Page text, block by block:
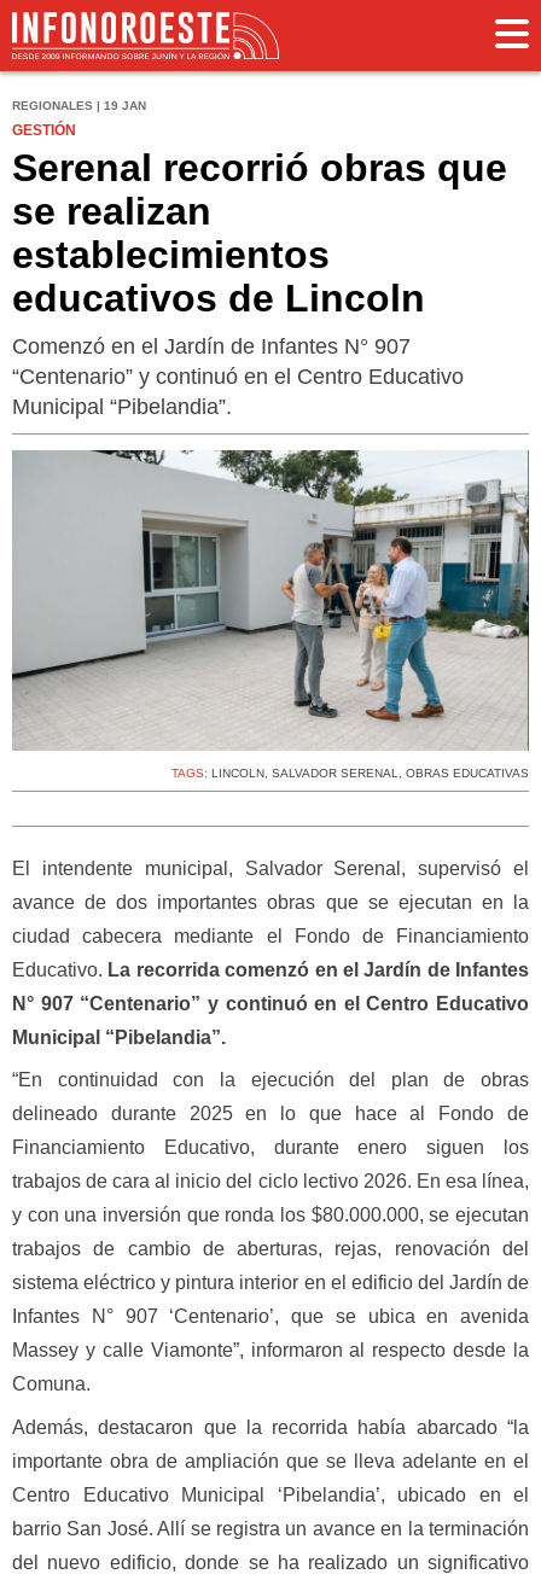
REGIONALES | 19 JAN
GESTIÓN
Serenal recorrió obras que
se realizan
establecimientos
educativos de Lincoln
Comenzó en el Jardín de Infantes N° 907
“Centenario” y continuó en el Centro Educativo
Municipal “Pibelandia”.
TAGS: LINCOLN, SALVADOR SERENAL, OBRAS EDUCATIVAS
El intendente municipal, Salvador Serenal, supervisó el
avance de dos importantes obras que se ejecutan en la
ciudad cabecera mediante el Fondo de Financiamiento
Educativo. La recorrida comenzó en el Jardín de Infantes
N° 907 “Centenario” y continuó en el Centro Educativo
Municipal “Pibelandia”.
“En continuidad con la ejecución del plan de obras
delineado durante 2025 en lo que hace al Fondo de
Financiamiento Educativo, durante enero siguen los
trabajos de cara al inicio del ciclo lectivo 2026. En esa línea,
y con una inversión que ronda los $80.000.000, se ejecutan
trabajos de cambio de aberturas, rejas, renovación del
sistema eléctrico y pintura interior en el edificio del Jardín de
Infantes N° 907 ‘Centenario’, que se ubica en avenida
Massey y calle Viamonte”, informaron al respecto desde la
Comuna.
Además, destacaron que la recorrida había abarcado “la
importante obra de ampliación que se lleva adelante en el
Centro Educativo Municipal ‘Pibelandia’, ubicado en el
barrio San José. Allí se registra un avance en la terminación
del nuevo edificio, donde se ha realizado un significativo